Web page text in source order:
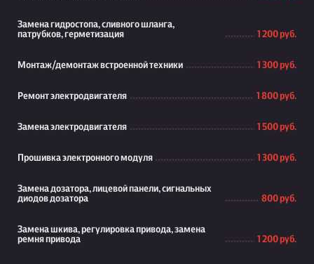
Замена гидростопа, сливного шланга,
патрубков, герметизация
1 200 руб.
Монтаж/демонтаж встроенной техники 1 300 руб.
Ремонт электродвигателя 1 800 руб.
Замена электродвигателя 1 500 руб.
Прошивка электронного модуля 1 300 руб.
Замена дозатора, лицевой панели, сигнальных
диодов дозатора
800 руб.
Замена шкива, регулировка привода, замена
ремня привода
1 200 руб.